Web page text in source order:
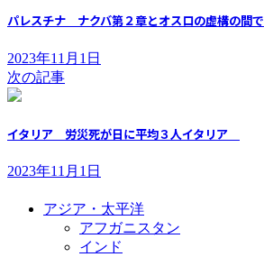
パレスチナ ナクバ第２章とオスロの虚構の間で
2023年11月1日
次の記事
イタリア 労災死が日に平均３人イタリア
2023年11月1日
アジア・太平洋
アフガニスタン
インド